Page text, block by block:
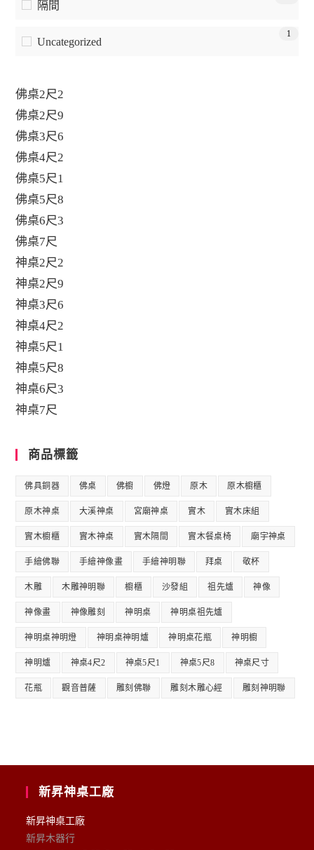
隔間
Uncategorized
1
佛桌2尺2
佛桌2尺9
佛桌3尺6
佛桌4尺2
佛桌5尺1
佛桌5尺8
佛桌6尺3
佛桌7尺
神桌2尺2
神桌2尺9
神桌3尺6
神桌4尺2
神桌5尺1
神桌5尺8
神桌6尺3
神桌7尺
商品標籤
佛具銅器 佛桌 佛櫥 佛燈 原木 原木櫥櫃
原木神桌 大溪神桌 宮廟神桌 實木 實木床組
實木櫥櫃 實木神桌 實木隔間 實木餐桌椅 廟宇神桌
手繪佛聯 手繪神像畫 手繪神明聯 拜桌 敬杯
木雕 木雕神明聯 櫥櫃 沙發組 祖先爐 神像
神像畫 神像雕刻 神明桌 神明桌祖先爐
神明桌神明燈 神明桌神明爐 神明桌花瓶 神明櫥
神明爐 神桌4尺2 神桌5尺1 神桌5尺8 神桌尺寸
花瓶 觀音普薩 雕刻佛聯 雕刻木雕心經 雕刻神明聯
新昇神桌工廠
新昇神桌工廠
新昇木器行